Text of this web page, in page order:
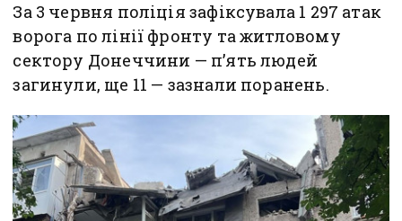
За 3 червня поліція зафіксувала 1 297 атак
ворога по лінії фронту та житловому
сектору Донеччини — п’ять людей
загинули, ще 11 — зазнали поранень.